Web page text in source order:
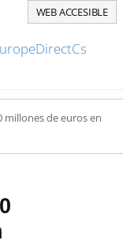
WEB ACCESIBLE
millones de euros en